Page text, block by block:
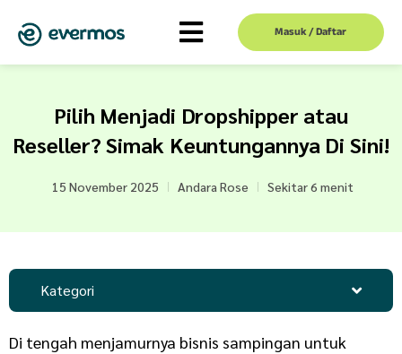
Masuk / Daftar
Pilih Menjadi Dropshipper atau
Reseller? Simak Keuntungannya Di Sini!
15 November 2025 Andara Rose Sekitar 6 menit
Kategori
Di tengah menjamurnya bisnis sampingan untuk